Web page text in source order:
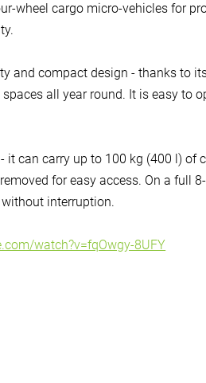
wheel cargo micro-vehicles for
and compact design - thanks to
all year round. It is easy to
it can carry up to 100 kg (400 l) of
for easy access. On a full
interruption.
watch?v=fqOwgy-8UFY